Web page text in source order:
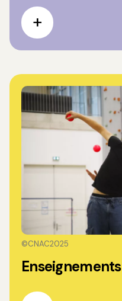
©CNAC2025
Enseignements